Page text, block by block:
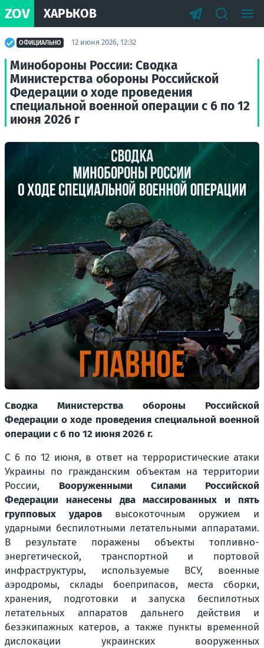
ZOV ХАРЬКОВ
ОФИЦИАЛЬНО 12 июня 2026, 12:32
Минобороны России: Сводка
Министерства обороны Российской
Федерации о ходе проведения
специальной военной операции с 6 по 12
июня 2026 г
Сводка Министерства обороны Российской
Федерации о ходе проведения специальной военной
операции с 6 по 12 июня 2026 г.
С 6 по 12 июня, в ответ на террористические атаки
Украины по гражданским объектам на территории
России, Вооруженными Силами Российской
Федерации нанесены два массированных и пять
групповых ударов высокоточным оружием и
ударными беспилотными летательными аппаратами.
В результате поражены объекты топливно-
энергетической, транспортной и портовой
инфраструктуры, используемые ВСУ, военные
аэродромы, склады боеприпасов, места сборки,
хранения, подготовки и запуска беспилотных
летательных аппаратов дальнего действия и
безэкипажных катеров, а также пункты временной
дислокации украинских вооруженных